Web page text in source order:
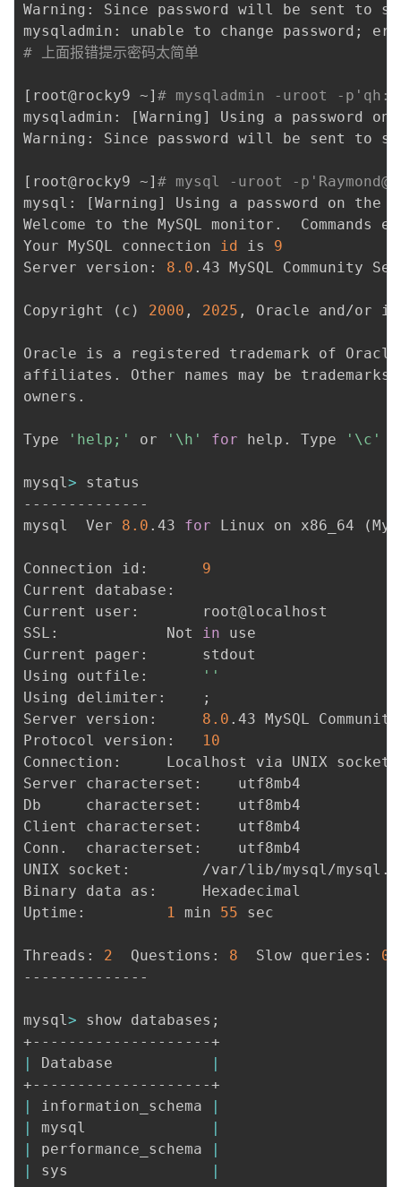
Warning: Since password will be sent to
mysqladmin: unable to change password ;
# 上面报错提示密码太简单
[ root@rocky9 ~] # mysqladmin -uroot -p'qh:/
mysqladmin:
[Warning ]
Using a password
Warning: Since password will be sent to
[ root@rocky9 ~] # mysql -uroot -
mysql:
[Warning ] Using a password on the
Welcome to the MySQL monitor.  Commands
Your MySQL connection id is 9
Server version: 8.0 .43 MySQL Community
Copyright ( c ) 2000 , 2025 , Oracle and/or
Oracle is a registered trademark of
affiliates. Other names may be
owners.
Type 'help;' or '\h' for help. Type '\c'
mysql> status
--------------
mysql  Ver 8.0 .43 for Linux on x86_64 (
9
Current database:
Current user:		root@localhost
SSL:			Not in use
Current pager:		stdout
''
;
8.0 .43 MySQL
10
Connection:		Localhost via UNIX socket
Server characterset:	utf8mb4
Db     characterset:	utf8mb4
Client characterset:	utf8mb4
Conn.  characterset:	utf8mb4
UNIX socket:		/var/lib/mysql/mysql.sock
Binary data as:		Hexadecimal
1 min 55 sec
Threads: 2
  Questions:
8
  Slow queries:
0
--------------
mysql> show databases ;
Database
information_schema
mysql
performance_schema
sys